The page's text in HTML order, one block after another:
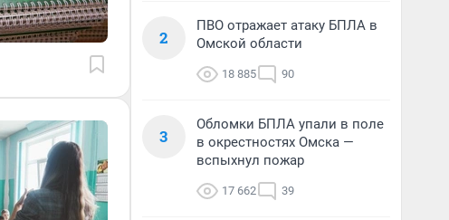
2
ПВО отражает атаку БПЛА в
Омской области
18 885 90
3
Обломки БПЛА упали в поле
в окрестностях Омска —
вспыхнул пожар
17 662 39